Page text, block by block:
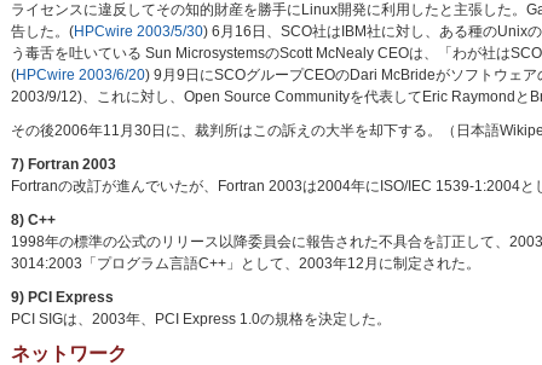
ライセンスに違反してその知的財産を勝手にLinux開発に利用したと主張した
告した。(HPCwire 2003/5/30) 6月16日、SCO社はIBM社に対し、ある種のUnix
う毒舌を吐いている Sun MicrosystemsのScott McNealy CEOは、「わが社は
(HPCwire 2003/6/20) 9月9日にSCOグループCEOのDari McBrideがソフトウェ
2003/9/12)、これに対し、Open Source Communityを代表してEric Raymond
その後2006年11月30日に、裁判所はこの訴えの大半を却下する。（日本語
7) Fortran 2003
Fortranの改訂が進んでいたが、Fortran 2003は2004年にISO/IEC 1539-1:2004と
8) C++
1998年の標準の公式のリリース以降委員会に報告された不具合を訂正して、
3014:2003「プログラム言語C++」として、2003年12月に制定された。
9) PCI Express
PCI SIGは、2003年、PCI Express 1.0の規格を決定した。
ネットワーク